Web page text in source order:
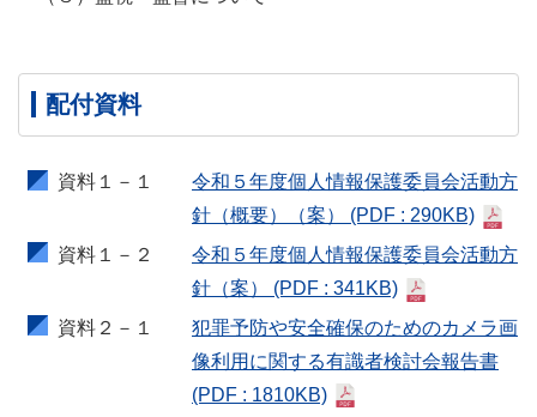
配付資料
資料１－１
令和５年度個人情報保護委員会活動方
針（概要）（案） (PDF : 290KB)
資料１－２
令和５年度個人情報保護委員会活動方
針（案） (PDF : 341KB)
資料２－１
犯罪予防や安全確保のためのカメラ画
像利用に関する有識者検討会報告書
(PDF : 1810KB)